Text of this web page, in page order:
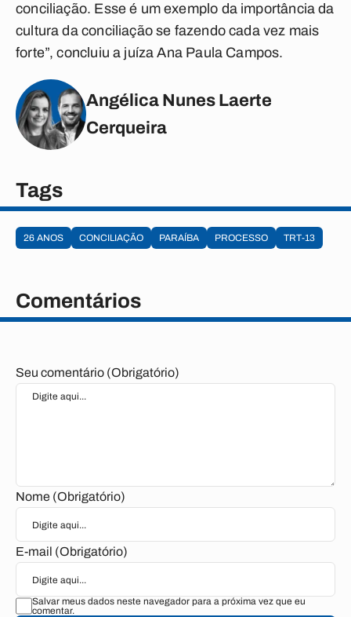
conciliação. Esse é um exemplo da importância da
cultura da conciliação se fazendo cada vez mais
forte”, concluiu a juíza Ana Paula Campos.
Angélica Nunes Laerte
Cerqueira
Tags
26 ANOS CONCILIAÇÃO PARAÍBA PROCESSO TRT-13
Comentários
Seu comentário (Obrigatório)
Nome (Obrigatório)
E-mail (Obrigatório)
Salvar meus dados neste navegador para a próxima vez que eu
comentar.